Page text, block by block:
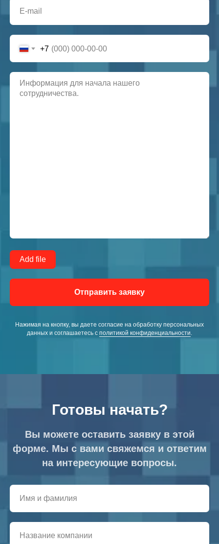
+7
Add file
Отправить заявку
Нажимая на кнопку, вы даете согласие на обработку персональных
данных и соглашаетесь c политикой конфиденциальности
Готовы начать?
Вы можете оставить заявку в этой
форме. Мы с вами свяжемся и ответим
на интересующие вопросы.